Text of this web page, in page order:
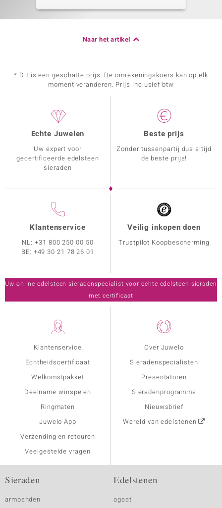
Naar het artikel
* Dit is een geschatte prijs. De omrekeningskoers kan op elk
moment veranderen. Prijs inclusief btw
Klantenservice
Echtheidscertificaat
Welkomstpakket
Deelname winspelen
Ringmaten
Juwelo App
Verzending en retouren
Veelgestelde vragen
Over Juwelo
Sieradenspecialisten
Presentatoren
Sieradenprogramma
Nieuwsbrief
Wereld van edelstenen
Echte Juwelen
Uw expert voor
gecertificeerde edelsteen
sieraden
Beste prijs
Zonder tussenpartij dus altijd
de beste prijs!
Klantenservice
NL:+31 800 250 00 50
BE: +49 30 21 78 26 01
Veilig inkopen doen
Trustpilot Koopbescherming
Uw online edelsteen sieradenspecialist voor echte edelsteen sieraden
met certificaat
Sieraden
armbanden
Edelstenen
agaat